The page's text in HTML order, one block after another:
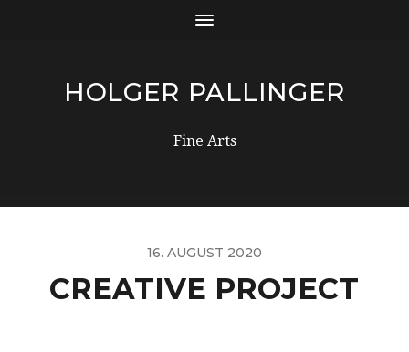
HOLGER PALLINGER
Fine Arts
16. AUGUST 2020
CREATIVE PROJECT